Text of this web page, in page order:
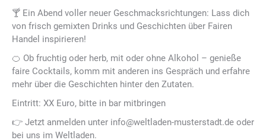
🍸 Ein Abend voller neuer Geschmacksrichtungen: Lass dich
von frisch gemixten Drinks und Geschichten über Fairen
Handel inspirieren!
🍊 Ob fruchtig oder herb, mit oder ohne Alkohol – genieße
faire Cocktails, komm mit anderen ins Gespräch und erfahre
mehr über die Geschichten hinter den Zutaten.
Eintritt: XX Euro, bitte in bar mitbringen
👉 Jetzt anmelden unter info@weltladen-musterstadt.de oder
bei uns im Weltladen.